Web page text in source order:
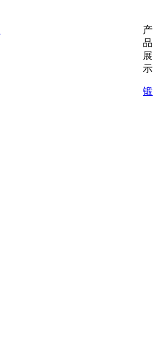
产
品
展
示
锻